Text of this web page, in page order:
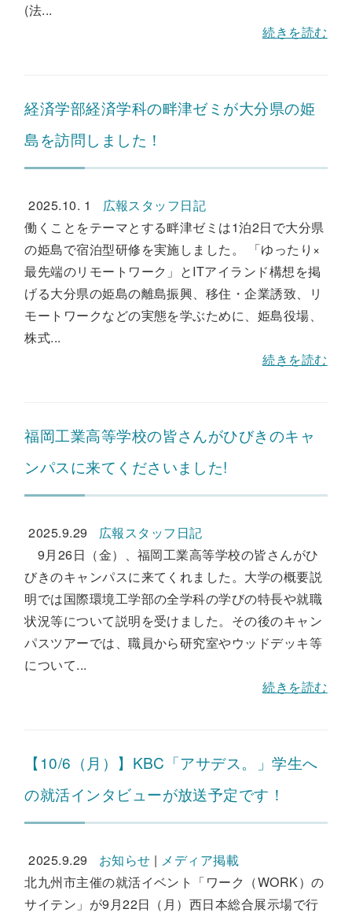
(法...
続きを読む
経済学部経済学科の畔津ゼミが大分県の姫
島を訪問しました！
2025.10. 1
広報スタッフ日記
働くことをテーマとする畔津ゼミは1泊2日で大分県
の姫島で宿泊型研修を実施しました。 「ゆったり×
最先端のリモートワーク」とITアイランド構想を掲
げる大分県の姫島の離島振興、移住・企業誘致、リ
モートワークなどの実態を学ぶために、姫島役場、
株式...
続きを読む
福岡工業高等学校の皆さんがひびきのキャ
ンパスに来てくださいました!
2025.9.29
広報スタッフ日記
9月26日（金）、福岡工業高等学校の皆さんがひ
びきのキャンパスに来てくれました。大学の概要説
明では国際環境工学部の全学科の学びの特長や就職
状況等について説明を受けました。その後のキャン
パスツアーでは、職員から研究室やウッドデッキ等
について...
続きを読む
【10/6（月）】KBC「アサデス。」学生へ
の就活インタビューが放送予定です！
2025.9.29 お知らせ | メディア掲載
北九州市主催の就活イベント「ワーク（WORK）の
サイテン」が9月22日（月）西日本総合展示場で行